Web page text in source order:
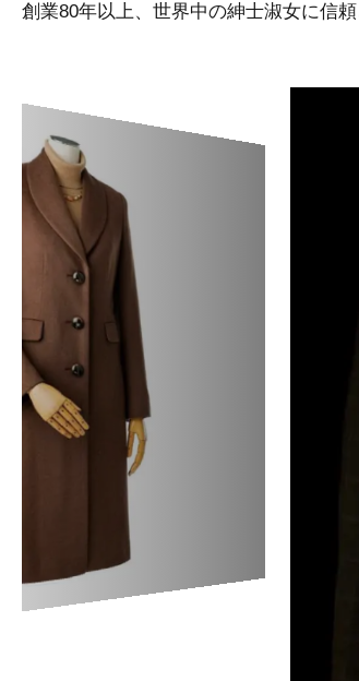
創業80年以上、世界中の紳士淑女に信